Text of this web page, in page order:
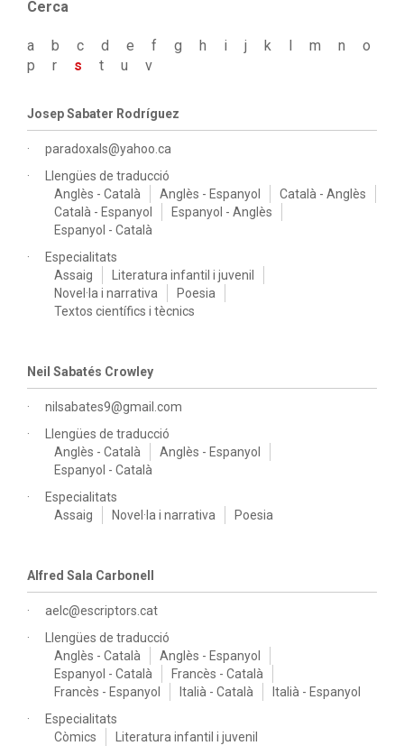
Cerca
a b c d e f g h i j k l m n
o
p
r s t u v
Josep Sabater Rodríguez
paradoxals@yahoo.ca
Llengües de traducció
Anglès - Català
Anglès - Espanyol
Català - Anglès
Català - Espanyol
Espanyol - Anglès
Espanyol - Català
Especialitats
Assaig
Literatura infantil i juvenil
Novel·la i narrativa
Poesia
Textos científics i tècnics
Neil Sabatés Crowley
nilsabates9@gmail.com
Llengües de traducció
Anglès - Català
Anglès - Espanyol
Espanyol - Català
Especialitats
Assaig
Novel·la i narrativa Poesia
Alfred Sala Carbonell
aelc@escriptors.cat
Llengües de traducció
Anglès - Català
Anglès - Espanyol
Espanyol - Català
Francès - Català
Francès - Espanyol
Italià - Català
Italià - Espanyol
Especialitats
Còmics
Literatura infantil i juvenil